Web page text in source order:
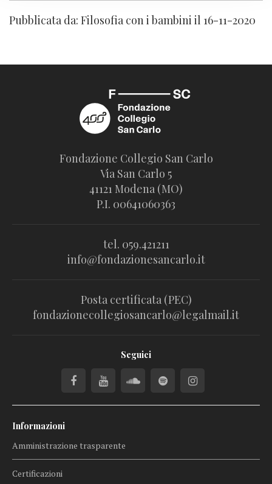
Pubblicata da: Filosofia con i bambini il 16-11-2020
Fondazione Collegio San Carlo
Via San Carlo 5
41121 Modena (MO)
P.I. 00641060363
tel. 059.421211
info@fondazionesancarlo.it
Posta certificata (PEC)
fondazionecollegiosancarlo@legalmail.it
Seguici
Informazioni
Amministrazione trasparente
Certificazioni